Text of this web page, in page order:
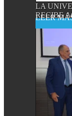
LA
RECIBE
ALTA